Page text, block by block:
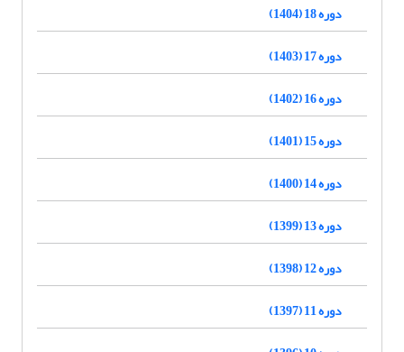
دوره 18 (1404)
دوره 17 (1403)
دوره 16 (1402)
دوره 15 (1401)
دوره 14 (1400)
دوره 13 (1399)
دوره 12 (1398)
دوره 11 (1397)